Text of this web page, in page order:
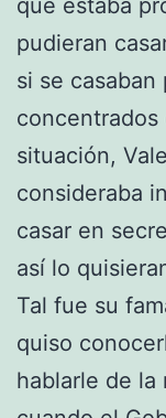
pudieran
si se
concentrados
situación,
consideraba
casar en
así lo
Tal fue su
quiso
hablarle de la